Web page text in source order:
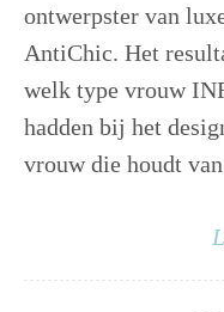
ontwerpster van
AntiChic. Het
welk type vrouw
hadden bij het
vrouw die houdt